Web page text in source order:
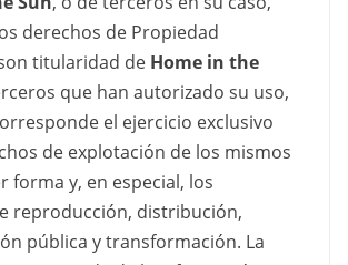
derechos de Propiedad
titularidad de Home in the
que han autorizado su uso,
el ejercicio exclusivo
de explotación de los mismos
forma y, en especial, los
reproducción, distribución,
pública y transformación. La